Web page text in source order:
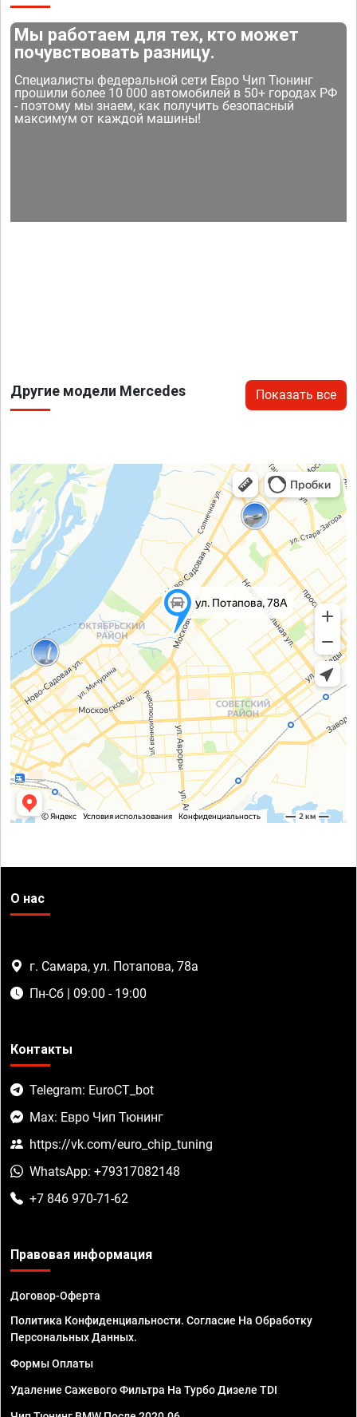
Мы работаем для тех, кто может
почувствовать разницу.
Специалисты федеральной сети Евро Чип Тюнинг
прошили более 10 000 автомобилей в 50+ городах РФ
- поэтому мы знаем, как получить безопасный
максимум от каждой машины!
Другие модели Mercedes Показать все
О нас
г. Самара, ул. Потапова, 78а
Пн-Сб | 09:00 - 19:00
Контакты
Telegram: EuroCT_bot
Max: Евро Чип Тюнинг
https://vk.com/euro_chip_tuning
WhatsApp: +79317082148
+7 846 970-71-62
Правовая информация
Договор-Оферта
Политика Конфиденциальности. Согласие На Обработку
Персональных Данных.
Формы Оплаты
Удаление Сажевого Фильтра На Турбо Дизеле TDI